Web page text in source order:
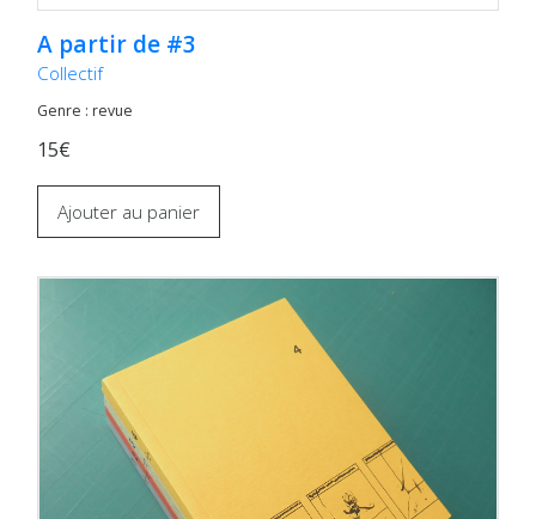
A partir de #3
Collectif
Genre : revue
15€
Ajouter au panier